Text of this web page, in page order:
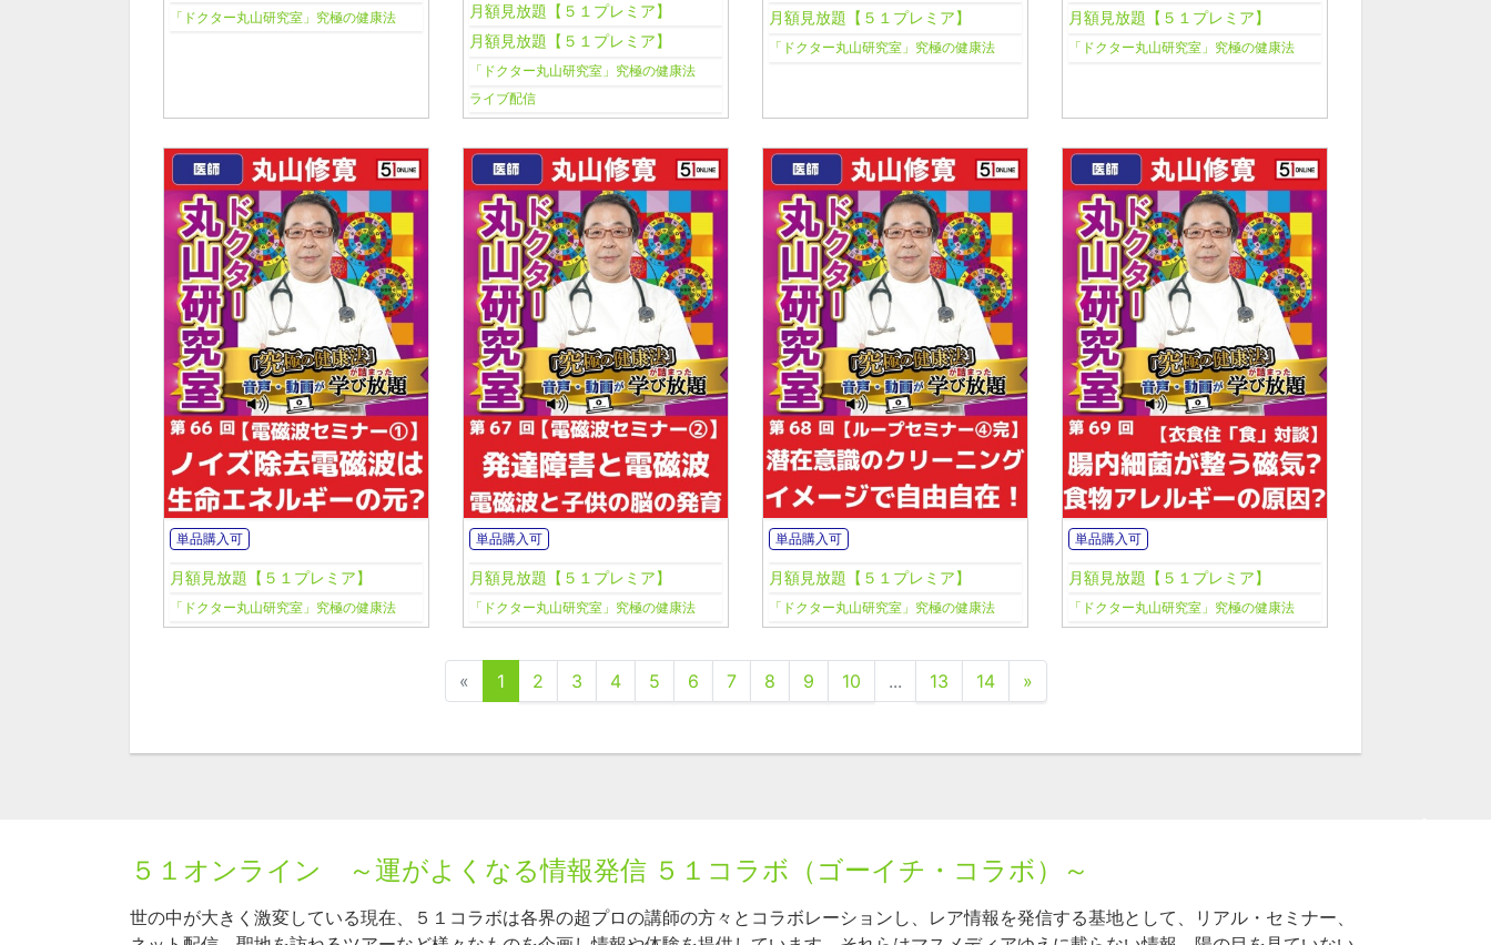
「ドクター丸山研究室」究極の健康法
月額見放題【５１プレミア】
月額見放題【５１プレミア】
「ドクター丸山研究室」究極の健康法
ライブ配信
月額見放題【５１プレミア】
「ドクター丸山研究室」究極の健康法
月額見放題【５１プレミア】
「ドクター丸山研究室」究極の健康法
単品購入可
月額見放題【５１プレミア】
「ドクター丸山研究室」究極の健康法
単品購入可
月額見放題【５１プレミア】
「ドクター丸山研究室」究極の健康法
単品購入可
月額見放題【５１プレミア】
「ドクター丸山研究室」究極の健康法
単品購入可
月額見放題【５１プレミア】
「ドクター丸山研究室」究極の健康法
« 1 2 3 4 5 6 7 8 9 10 ... 13 14 »
５１オンライン ～運がよくなる情報発信 ５１コラボ（ゴーイチ・コラボ）～
世の中が大きく激変している現在、５１コラボは各界の超プロの講師の方々とコラボレーションし、レア情報を発信する基地として、リアル・セミナー、